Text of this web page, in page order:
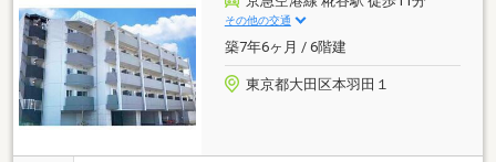
その他の交通
築7年6ヶ月 / 6階建
東京都大田区本羽田１